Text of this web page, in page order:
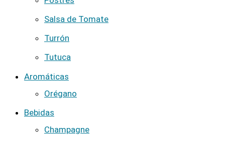
Salsa de Tomate
Turrón
Tutuca
Aromáticas
Orégano
Bebidas
Champagne